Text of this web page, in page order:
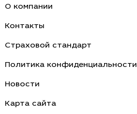
О компании
Контакты
Страховой стандарт
Политика конфиденциальности
Новости
Карта сайта